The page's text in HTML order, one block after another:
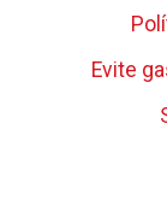
Evite